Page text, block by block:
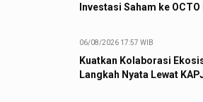
Investasi Saham ke
06/08/2026 17:57 WIB
Kuatkan Kolaborasi
Langkah Nyata Lewat